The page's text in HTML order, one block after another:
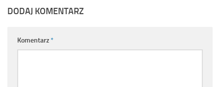
DODAJ KOMENTARZ
Komentarz*